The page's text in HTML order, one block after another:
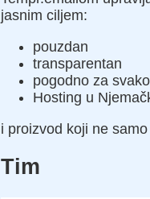
jasnim ciljem:
pouzdan
transparentan
pogodno za
Hosting u
i proizvod koji ne
Tim